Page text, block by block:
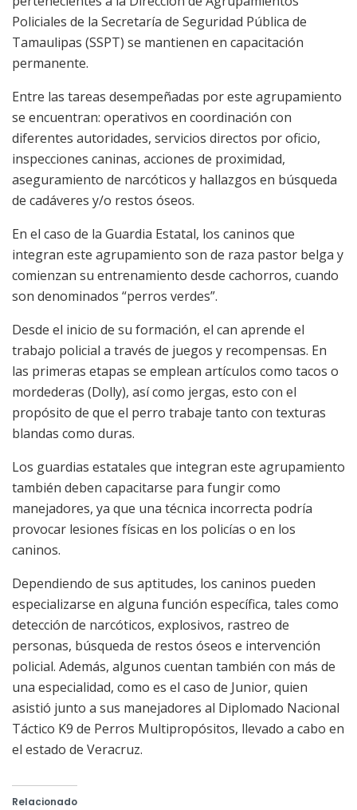
Policiales de la Secretaría de Seguridad Pública de
Tamaulipas (SSPT) se mantienen en capacitación
permanente.
Entre las tareas desempeñadas por este agrupamiento
se encuentran: operativos en coordinación con
diferentes autoridades, servicios directos por oficio,
inspecciones caninas, acciones de proximidad,
aseguramiento de narcóticos y hallazgos en búsqueda
de cadáveres y/o restos óseos.
En el caso de la Guardia Estatal, los caninos que
integran este agrupamiento son de raza pastor belga y
comienzan su entrenamiento desde cachorros, cuando
son denominados “perros verdes”.
Desde el inicio de su formación, el can aprende el
trabajo policial a través de juegos y recompensas. En
las primeras etapas se emplean artículos como tacos o
mordederas (Dolly), así como jergas, esto con el
propósito de que el perro trabaje tanto con texturas
blandas como duras.
Los guardias estatales que integran este agrupamiento
también deben capacitarse para fungir como
manejadores, ya que una técnica incorrecta podría
provocar lesiones físicas en los policías o en los
caninos.
Dependiendo de sus aptitudes, los caninos pueden
especializarse en alguna función específica, tales como
detección de narcóticos, explosivos, rastreo de
personas, búsqueda de restos óseos e intervención
policial. Además, algunos cuentan también con más de
una especialidad, como es el caso de Junior, quien
asistió junto a sus manejadores al Diplomado Nacional
Táctico K9 de Perros Multipropósitos, llevado a cabo en
el estado de Veracruz.
Relacionado